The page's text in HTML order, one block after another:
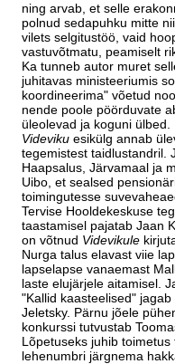
ning arvab, et selle
polnud sedapuhku mitte
vilets selgitustöö, vaid
vastuvõtmatu, peamiselt
Ka tunneb autor muret
juhitavas ministeeriumis
koordineerima" võetud
nende poole pöörduvate
üleolevad ja koguni ülbed.
Videviku esikülg annab
tegemistest taidlustandril.
Haapsalus, Järvamaal ja
Uibo, et sealsed
toimingutesse
Tervise Hooldekeskuse
taastamisel pajatab Jaan
on võtnud Videvikule
Nurga talus elavast viie
lapselapse vanaemast
laste elujärjele aitamisel.
"Kallid kaasteelised"
Jeletsky. Pärnu jõele
konkurssi tutvustab
Lõpetuseks juhib
lehenumbri järgnema